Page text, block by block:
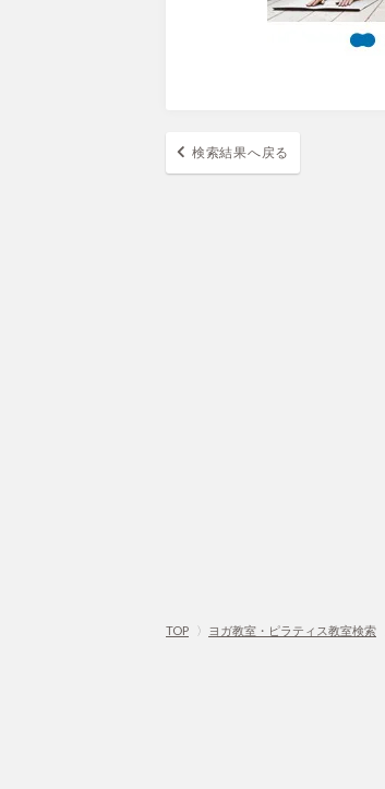
検索結果へ戻る
TOP 〉 ヨガ教室・ピラティス教室検索